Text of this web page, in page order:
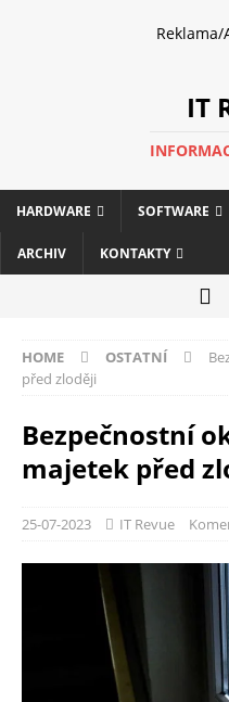
IT
HARDWARE SOFTWARE
ARCHIV KONTAKTY
HOME OSTATNÍ
před zloději
Bezpečnostní
majetek před
25-07-2023 IT Revue